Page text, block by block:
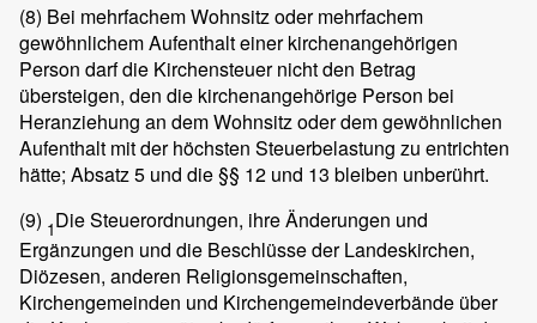
(8) Bei mehrfachem Wohnsitz oder mehrfachem
gewöhnlichem Aufenthalt einer kirchenangehörigen
Person darf die Kirchensteuer nicht den Betrag
übersteigen, den die kirchenangehörige Person bei
Heranziehung an dem Wohnsitz oder dem gewöhnlichen
Aufenthalt mit der höchsten Steuerbelastung zu entrichten
hätte; Absatz 5 und die §§ 12 und 13 bleiben unberührt.
(9) 1Die Steuerordnungen, ihre Änderungen und
Ergänzungen und die Beschlüsse der Landeskirchen,
Diözesen, anderen Religionsgemeinschaften,
Kirchengemeinden und Kirchengemeindeverbände über